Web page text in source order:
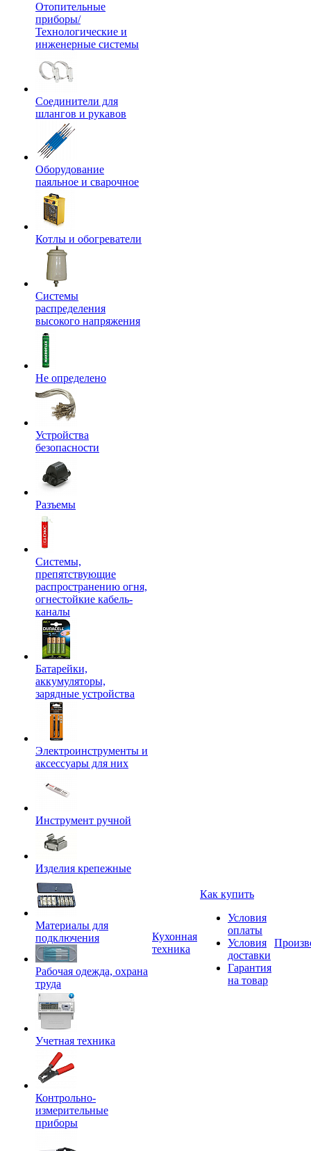
Отопительные
приборы/
Технологические и
инженерные системы
Соединители для
шлангов и рукавов
Оборудование
паяльное и сварочное
Котлы и обогреватели
Системы
распределения
высокого напряжения
Не определено
Устройства
безопасности
Разъемы
Системы,
препятствующие
распространению огня,
огнестойкие кабель-
каналы
Батарейки,
аккумуляторы,
зарядные устройства
Электроинструменты и
аксессуары для них
Инструмент ручной
Изделия крепежные
Материалы для
подключения
Рабочая одежда, охрана
труда
Учетная техника
Контрольно-
измерительные
приборы
Кухонная
техника
Как купить
Условия
оплаты
Условия
доставки
Гарантия
на товар